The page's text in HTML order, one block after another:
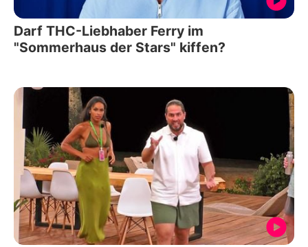
Darf THC-Liebhaber Ferry im
"Sommerhaus der Stars" kiffen?